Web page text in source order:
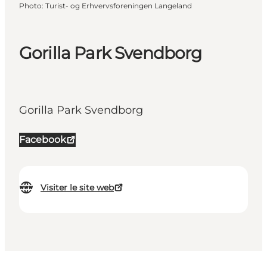
Gorilla Park Svendborg
Gorilla Park Svendborg
Facebook
Visiter le site web
Photo: Turist- og Erhvervsforeningen Langeland